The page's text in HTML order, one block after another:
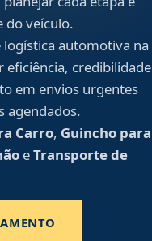
do veículo.
automotiva na
credibilidade
em envios urgentes
agendados.
Carro, Guincho para
eTransporte de